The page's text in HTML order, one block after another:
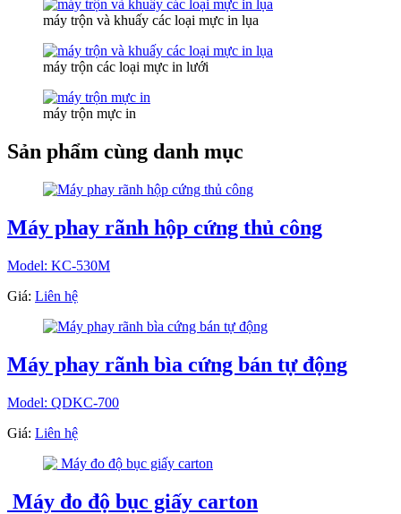
máy trộn và khuấy các loại mực in lụa
máy trộn các loại mực in lưới
máy trộn mực in
Sản phẩm cùng danh mục
Máy phay rãnh hộp cứng thủ công
Model: KC-530M
Giá: Liên hệ
Máy phay rãnh bìa cứng bán tự động
Model: QDKC-700
Giá: Liên hệ
Máy đo độ bục giấy carton